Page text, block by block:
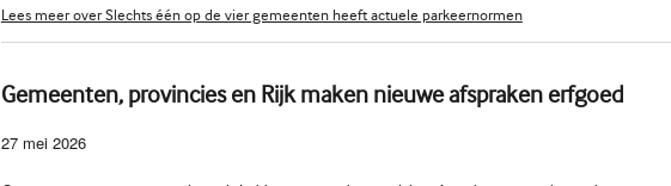
Lees meer over Slechts één op de vier gemeenten heeft actuele parkeernormen
Gemeenten, provincies en Rijk maken nieuwe afspraken erfgoed
27 mei 2026